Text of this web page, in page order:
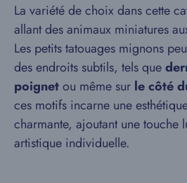
La variété de choix dans cette
allant des animaux miniatures
Les petits tatouages mignons
des endroits subtils, tels que
poignetou même sur le côté
ces motifs incarne une
charmante, ajoutant une touche
artistique individuelle.